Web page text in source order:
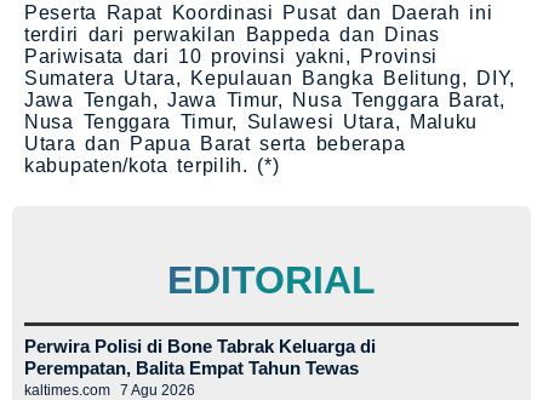
Peserta Rapat Koordinasi Pusat dan Daerah ini
terdiri dari perwakilan Bappeda dan Dinas
Pariwisata dari 10 provinsi yakni, Provinsi
Sumatera Utara, Kepulauan Bangka Belitung, DIY,
Jawa Tengah, Jawa Timur, Nusa Tenggara Barat,
Nusa Tenggara Timur, Sulawesi Utara, Maluku
Utara dan Papua Barat serta beberapa
kabupaten/kota terpilih. (*)
EDITORIAL
Perwira Polisi di Bone Tabrak Keluarga di
Perempatan, Balita Empat Tahun Tewas
kaltimes.com 7 Agu 2026